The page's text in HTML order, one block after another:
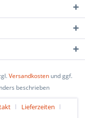
Versandkosten und ggf.
beschrieben
Lieferzeiten